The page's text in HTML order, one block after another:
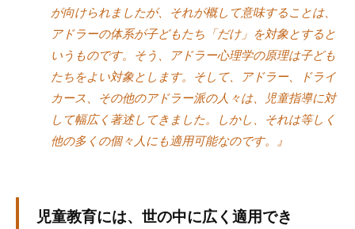
が向けられましたが、それが概して意味することは、
アドラーの体系が子どもたち「だけ」を対象とすると
いうものです。そう、アドラー心理学の原理は子ども
たちをよい対象とします。そして、アドラー、ドライ
カース、その他のアドラー派の人々は、児童指導に対
して幅広く著述してきました。しかし、それは等しく
他の多くの個々人にも適用可能なのです。』
児童教育には、世の中に広く適用でき